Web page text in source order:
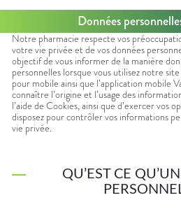
Maintien à
domicile
Orthopédie
Trousse à
pharmacie
Phyto-
Aroma
NUTRITION
Etendre
Boissons et
Aliments
Compléments
alimentaires
Dispositifs
médicaux
VÉTÉRINAIRE
Etendre
Vétérinaire
VISAGE-
CORPS-
CHEVEUX
Etendre
Cheveux
Corps
INFORMATIONS
UTILES
NOTRE
ÉQUIPE
PHARMACIES
DE GARDE
SANTÉ
VIDÉOS DE
DISPOSITIFS
MÉDICAUX
VOTRE
APPLICATION
DE SANTÉ
MESSAGERIE
SÉCURISÉE
SCAN
D’ORDONNANCE
Données
Notre pharmacie respecte vos
votre vie privée et de vos données
objectif de vous informer de la manière
personnelles lorsque vous utilisez notre
pour mobile ainsi que l’application mobile
connaître l’origine et l’usage des
l’aide de Cookies, ainsi que d’exercer vos
disposez pour contrôler vos informations
vie privée.
QU’EST CE